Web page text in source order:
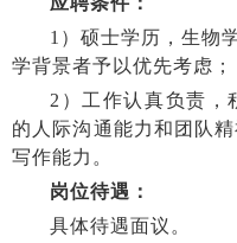
1 ）硕士学历，生物
学背景者予以优先考虑；
2 ）工作认真负责，
的人际沟通能力和团队精
写作能力。
岗位待遇：
具体待遇面议。